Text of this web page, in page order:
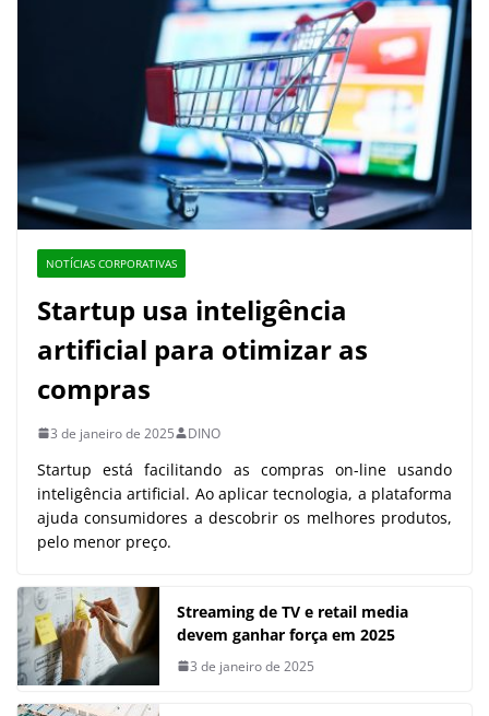
NOTÍCIAS CORPORATIVAS
Startup usa inteligência
artificial para otimizar as
compras
3 de janeiro de 2025 DINO
Startup está facilitando as compras on-line usando
inteligência artificial. Ao aplicar tecnologia, a plataforma
ajuda consumidores a descobrir os melhores produtos,
pelo menor preço.
Streaming de TV e retail media
devem ganhar força em 2025
3 de janeiro de 2025